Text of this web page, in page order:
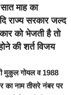
माह का
राज्य सरकार जल्द
को भेजती है तो
की शर्त विजय
मुकुल गोयल व 1988
का नाम तीसरे नंबर पर